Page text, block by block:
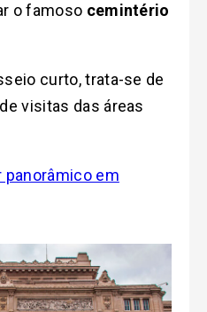
o famoso cemintério
curto, trata-se de
visitas das áreas
panorâmico em